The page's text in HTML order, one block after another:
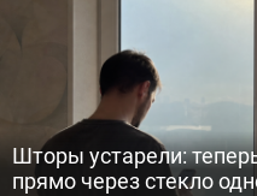
Шторы устарели:
прямо через стекло